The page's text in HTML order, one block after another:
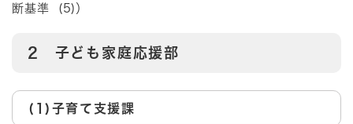
断基準 (5)）
2 子ども家庭応援部
(1)子育て支援課